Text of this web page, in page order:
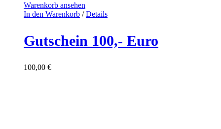
Warenkorb ansehen
In den Warenkorb / Details
Gutschein 100,- Euro
100,00 €